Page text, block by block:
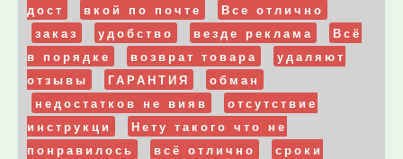
дост
вкой по почте
Все отлично
заказ
удобство везде реклама
Всё
в порядке
возврат товара
удаляют
отзывы
ГАРАНТИЯ
обман
недостатков не вияв
отсутствие
инструкци
Нету такого что не
понравилось
всё отлично
сроки